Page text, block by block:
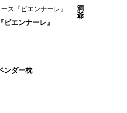
洞
爺
エンナーレ』
ンダー枕